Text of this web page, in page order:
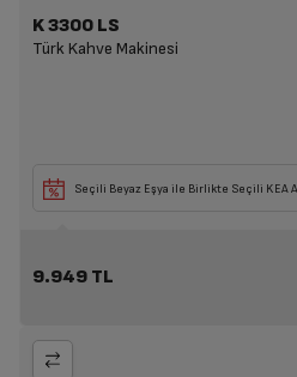
K 3300 LS
Türk Kahve Makinesi
Seçili Beyaz Eşya ile Birlikte Seçili KEA
9.949 TL